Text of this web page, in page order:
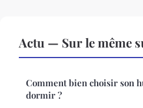
Actu — Sur le même
Comment bien choisir son
dormir ?